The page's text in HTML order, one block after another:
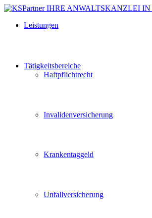
Leistungen
Tätigkeitsbereiche
Haftpflichtrecht
Invalidenversicherung
Krankentaggeld
Unfallversicherung